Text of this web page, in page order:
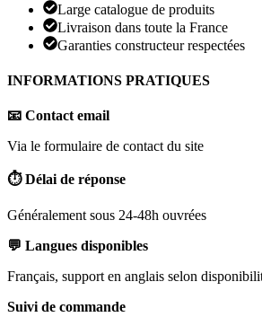
Large catalogue de produits
Livraison dans toute la France
Garanties constructeur respectées
INFORMATIONS PRATIQUES
📧 Contact email
Via le formulaire de contact du site
⏱️ Délai de réponse
Généralement sous 24-48h ouvrées
💬 Langues disponibles
Français, support en anglais selon
Suivi de commande